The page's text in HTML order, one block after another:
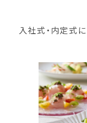
入社式・内定式